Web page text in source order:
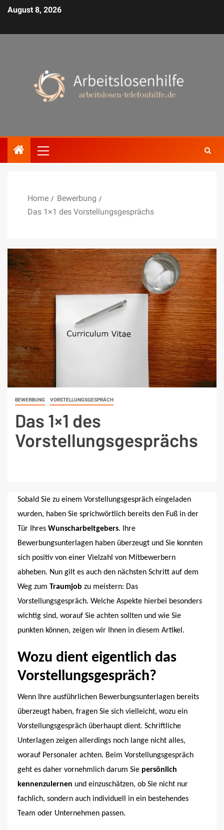
August 8, 2026
Home
Bewerbung
Das 1×1 des Vorstellungsgesprächs
BEWERBUNG VORSTELLUNGSGESPRÄCH
Das 1×1 des
Vorstellungsgesprächs
Sobald Sie zu einem Vorstellungsgespräch eingeladen
wurden, haben Sie sprichwörtlich bereits den Fuß in der
Tür Ihres Wunscharbeitgebers. Ihre
Bewerbungsunterlagen haben überzeugt und Sie konnten
sich positiv von einer Vielzahl von Mitbewerbern
abheben. Nun gilt es auch den nächsten Schritt auf dem
Weg zum Traumjob zu meistern: Das
Vorstellungsgespräch. Welche Aspekte hierbei besonders
wichtig sind, worauf Sie achten sollten und wie Sie
punkten können, zeigen wir Ihnen in diesem Artikel.
Wozu dient eigentlich das
Vorstellungsgespräch?
Wenn Ihre ausführlichen Bewerbungsunterlagen bereits
überzeugt haben, fragen Sie sich vielleicht, wozu ein
Vorstellungsgespräch überhaupt dient. Schriftliche
Unterlagen zeigen allerdings noch lange nicht alles,
worauf Personaler achten. Beim Vorstellungsgespräch
geht es daher vornehmlich darum Sie persönlich
kennenzulernen und einzuschätzen, ob Sie nicht nur
fachlich, sondern auch individuell in ein bestehendes
Team oder Unternehmen passen.